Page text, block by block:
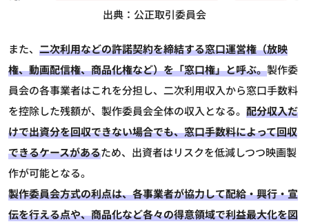
出典：公正取引委員会
また、 二次利用などの許諾契約を締結する窓口運営権（放映
権、動画配信権、商品化権など）を「窓口権」と呼ぶ。製作委
員会の各事業者はこれを分担し、二次利用収入から窓口手数料
を控除した残額が、製作委員会全体の収入となる。 配分収入だ
けで出資分を回収できない場合でも、窓口手数料によって回収
できるケースがあるため、出資者はリスクを低減しつつ映画製
作が可能となる。
製作委員会方式の利点は、各事業者が協力して配給・興行・宣
伝を行える点や、商品化など各々の得意領域で利益最大化を図